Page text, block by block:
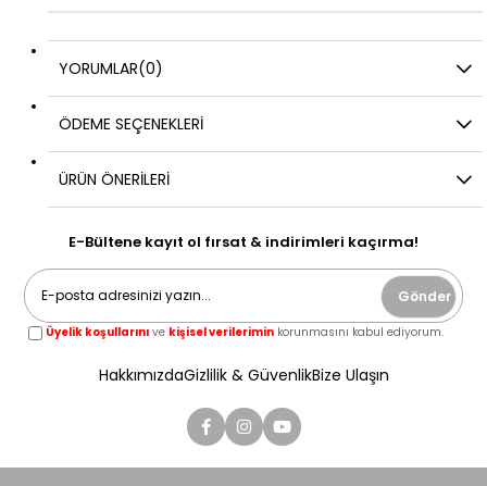
YORUMLAR(0)
ÖDEME SEÇENEKLERI
ÜRÜN ÖNERILERI
E-Bültene kayıt ol fırsat & indirimleri kaçırma!
Gönder
Üyelik koşullarını ve kişisel verilerimin korunmasını kabul ediyorum.
HakkımızdaGizlilik & GüvenlikBize Ulaşın